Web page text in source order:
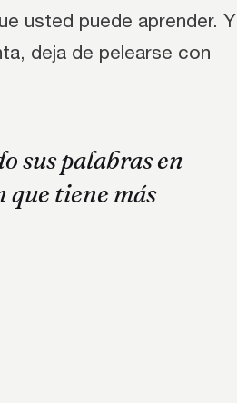
usted puede aprender. Y
deja de pelearse con
sus palabras en
que tiene más